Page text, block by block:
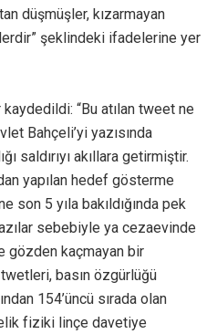
düşmüşler, kızarmayan
şeklindeki ifadelerine yer
“Bu atılan tweet ne
Bahçeli’yi yazısında
saldırıyı akıllara getirmiştir.
yapılan hedef gösterme
son 5 yıla bakıldığında pek
sebebiyle ya cezaevinde
gözden kaçmayan bir
basın özgürlüğü
154’üncü sırada olan
fiziki linçe davetiye